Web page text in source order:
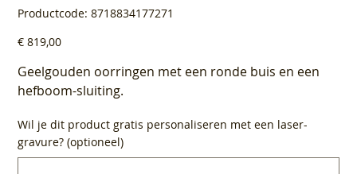
Productcode: Productcode
8718834177271
8718834177271
Prijs
€ 819,00
Geelgouden oorringen met een ronde buis en een
hefboom-sluiting.
Wil je dit product gratis personaliseren met een laser-
gravure? (optioneel)